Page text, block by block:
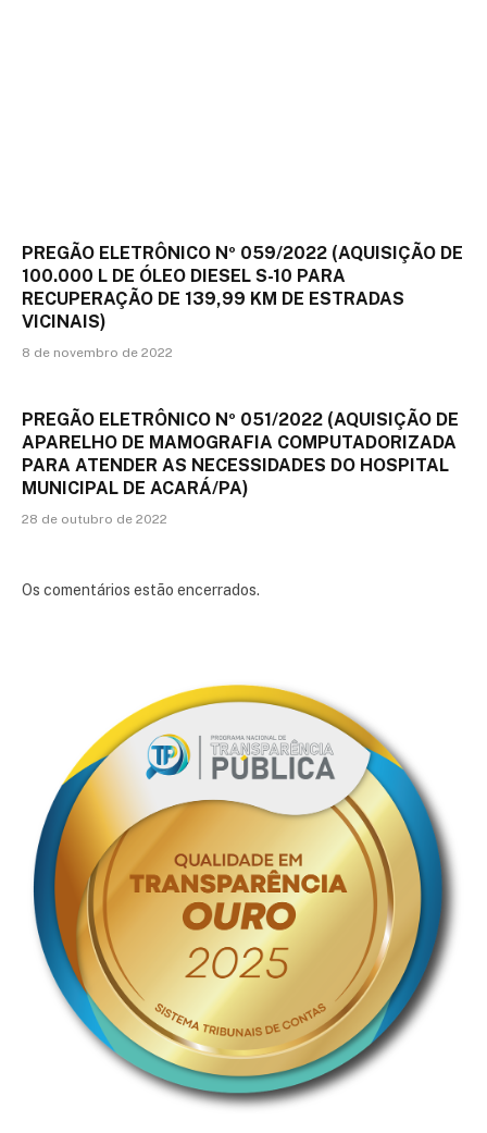
PREGÃO ELETRÔNICO Nº 059/2022 (AQUISIÇÃO DE
100.000 L DE ÓLEO DIESEL S-10 PARA
RECUPERAÇÃO DE 139,99 KM DE ESTRADAS
VICINAIS)
8 de novembro de 2022
PREGÃO ELETRÔNICO Nº 051/2022 (AQUISIÇÃO DE
APARELHO DE MAMOGRAFIA COMPUTADORIZADA
PARA ATENDER AS NECESSIDADES DO HOSPITAL
MUNICIPAL DE ACARÁ/PA)
28 de outubro de 2022
Os comentários estão encerrados.